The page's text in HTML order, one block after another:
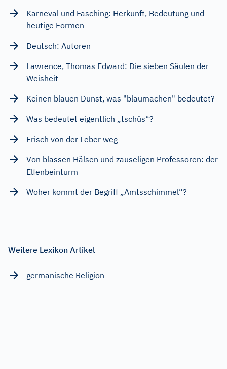
Karneval und Fasching: Herkunft, Bedeutung und
heutige Formen
Deutsch: Autoren
Lawrence, Thomas Edward: Die sieben Säulen der
Weisheit
Keinen blauen Dunst, was "blaumachen" bedeutet?
Was bedeutet eigentlich „tschüs“?
Frisch von der Leber weg
Von blassen Hälsen und zauseligen Professoren: der
Elfenbeinturm
Woher kommt der Begriff „Amtsschimmel“?
Weitere Lexikon Artikel
germanische Religion